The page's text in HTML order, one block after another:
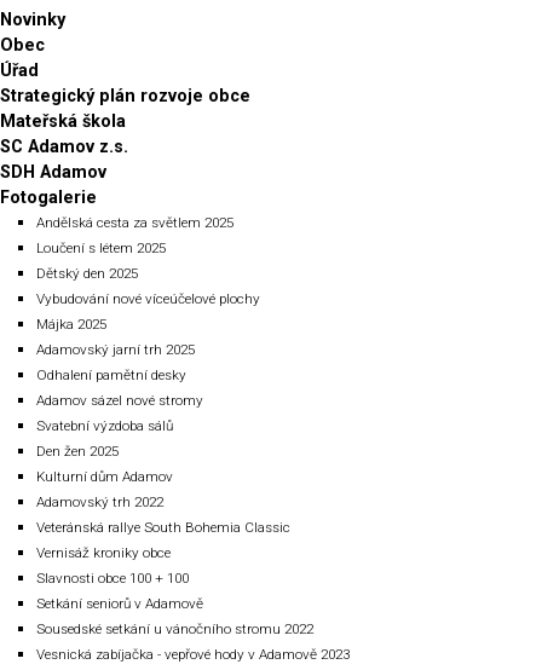
Novinky
Obec
Úřad
Strategický plán rozvoje obce
Mateřská škola
SC Adamov z.s.
SDH Adamov
Fotogalerie
Andělská cesta za světlem 2025
Loučení s létem 2025
Dětský den 2025
Vybudování nové víceúčelové plochy
Májka 2025
Adamovský jarní trh 2025
Odhalení pamětní desky
Adamov sázel nové stromy
Svatební výzdoba sálů
Den žen 2025
Kulturní dům Adamov
Adamovský trh 2022
Veteránská rallye South Bohemia Classic
Vernisáž kroniky obce
Slavnosti obce 100 + 100
Setkání seniorů v Adamově
Sousedské setkání u vánočního stromu 2022
Vesnická zabíjačka - vepřové hody v Adamově 2023